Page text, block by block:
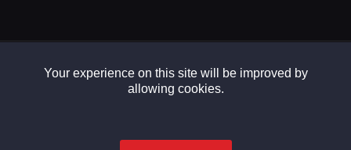
Copyright © 2026. Universidad Alejandro Humboldt
Your experience on this site will be improved by
allowing cookies.